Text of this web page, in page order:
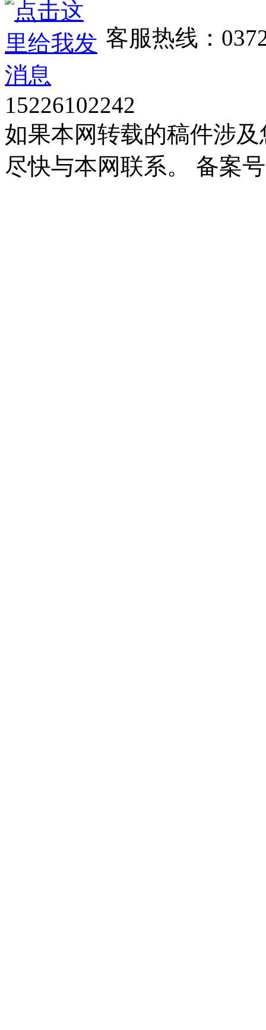
客服热线：
15226102242
如果本网转载的稿件涉
尽快与本网联系。 备案